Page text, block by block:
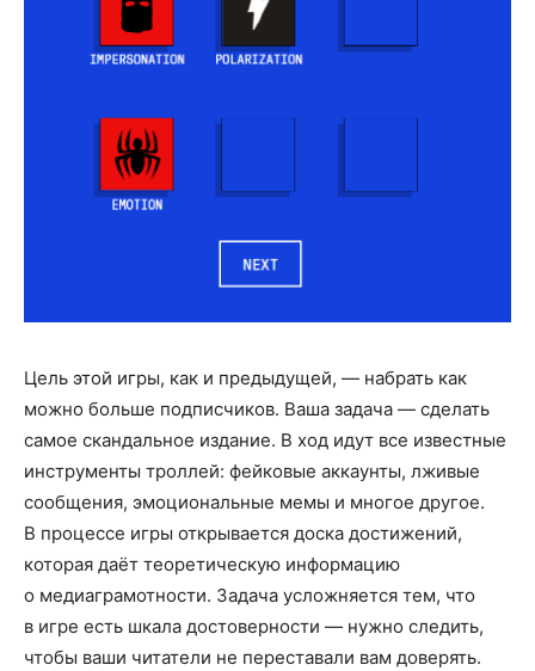
Цель этой игры, как и предыдущей, — набрать как
можно больше подписчиков. Ваша задача — сделать
самое скандальное издание. В ход идут все известные
инструменты троллей: фейковые аккаунты, лживые
сообщения, эмоциональные мемы и многое другое.
В процессе игры открывается доска достижений,
которая даёт теоретическую информацию
о медиаграмотности. Задача усложняется тем, что
в игре есть шкала достоверности — нужно следить,
чтобы ваши читатели не переставали вам доверять.